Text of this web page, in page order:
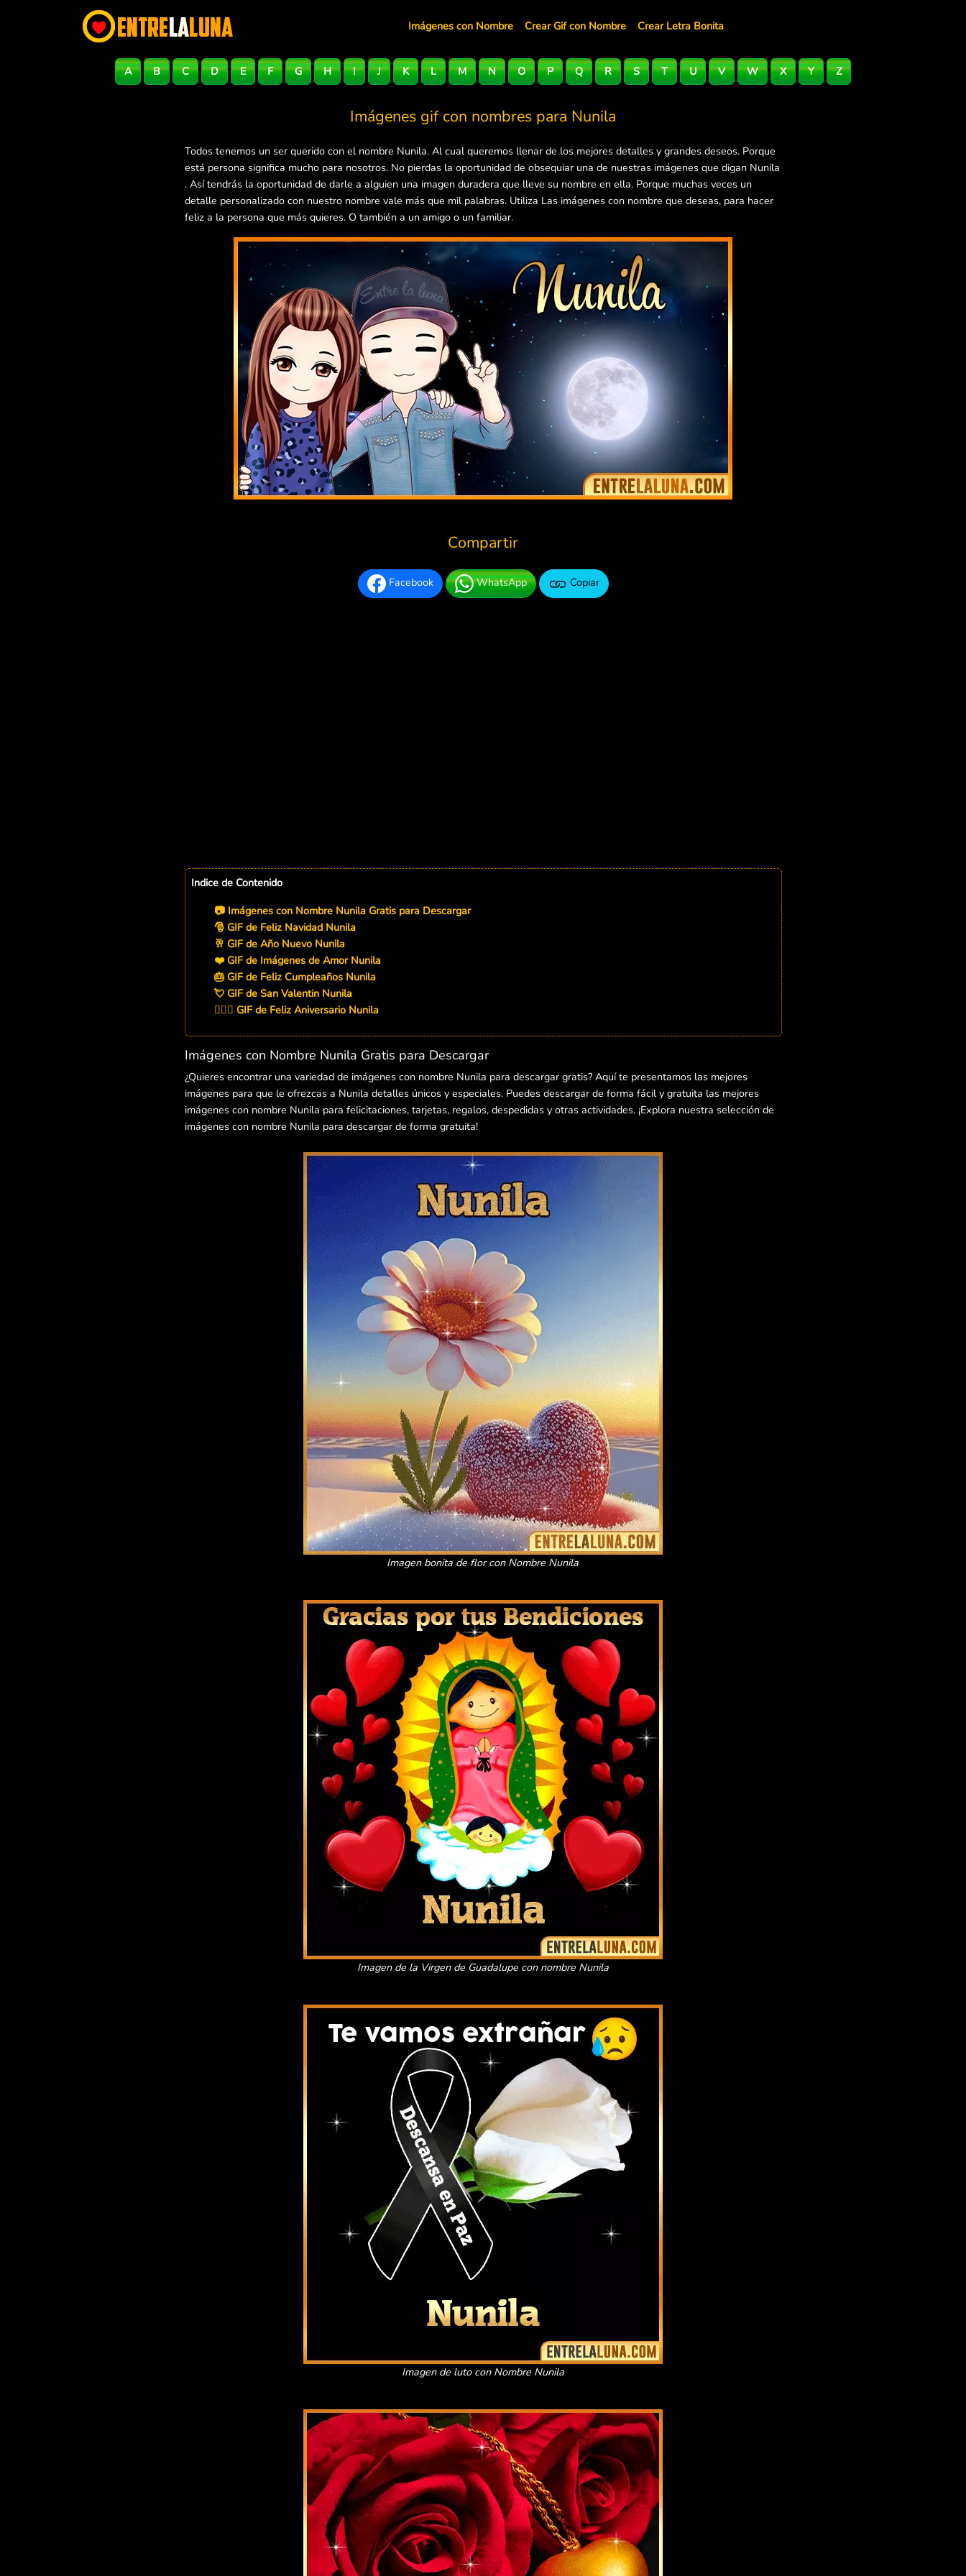
Imágenes con Nombre Crear Gif con Nombre Crear Letra Bonita
A B C D E F G H I J K L M N O P Q R S T U V W X Y Z
Imágenes gif con nombres para Nunila
Todos tenemos un ser querido con el nombre Nunila. Al cual queremos llenar de los mejores detalles y grandes deseos. Porque
está persona significa mucho para nosotros. No pierdas la oportunidad de obsequiar una de nuestras imágenes que digan Nunila
. Así tendrás la oportunidad de darle a alguien una imagen duradera que lleve su nombre en ella. Porque muchas veces un
detalle personalizado con nuestro nombre vale más que mil palabras. Utiliza Las imágenes con nombre que deseas, para hacer
feliz a la persona que más quieres. O también a un amigo o un familiar.
Compartir
Facebook WhatsApp Copiar
Indice de Contenido
📷 Imágenes con Nombre Nunila Gratis para Descargar
🎅 GIF de Feliz Navidad Nunila
🥂 GIF de Año Nuevo Nunila
❤️ GIF de Imágenes de Amor Nunila
🎂 GIF de Feliz Cumpleaños Nunila
💘 GIF de San Valentin Nunila
👨‍❤️‍👨 GIF de Feliz Aniversario Nunila
Imágenes con Nombre Nunila Gratis para Descargar
¿Quieres encontrar una variedad de imágenes con nombre Nunila para descargar gratis? Aquí te presentamos las mejores
imágenes para que le ofrezcas a Nunila detalles únicos y especiales. Puedes descargar de forma fácil y gratuita las mejores
imágenes con nombre Nunila para felicitaciones, tarjetas, regalos, despedidas y otras actividades. ¡Explora nuestra selección de
imágenes con nombre Nunila para descargar de forma gratuita!
Imagen bonita de flor con Nombre Nunila
Imagen de la Virgen de Guadalupe con nombre Nunila
Imagen de luto con Nombre Nunila